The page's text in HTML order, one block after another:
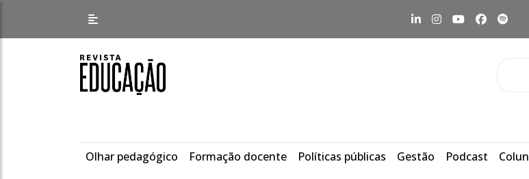
Olhar pedagógico Formação docente Políticas públicas Gestão Podcast